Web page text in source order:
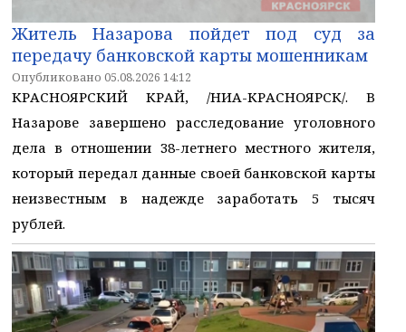
Житель Назарова пойдет под суд за
передачу банковской карты мошенникам
Опубликовано 05.08.2026 14:12
КРАСНОЯРСКИЙ КРАЙ, /НИА-КРАСНОЯРСК/. В
Назарове завершено расследование уголовного
дела в отношении 38-летнего местного жителя,
который передал данные своей банковской карты
неизвестным в надежде заработать 5 тысяч
рублей.